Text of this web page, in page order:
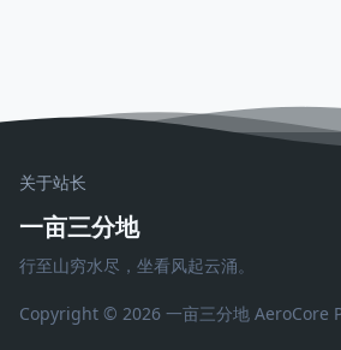
关于站长
一亩三分地
行至山穷水尽，坐看风起云涌。
Copyright © 2026 一亩三分地 AeroCore